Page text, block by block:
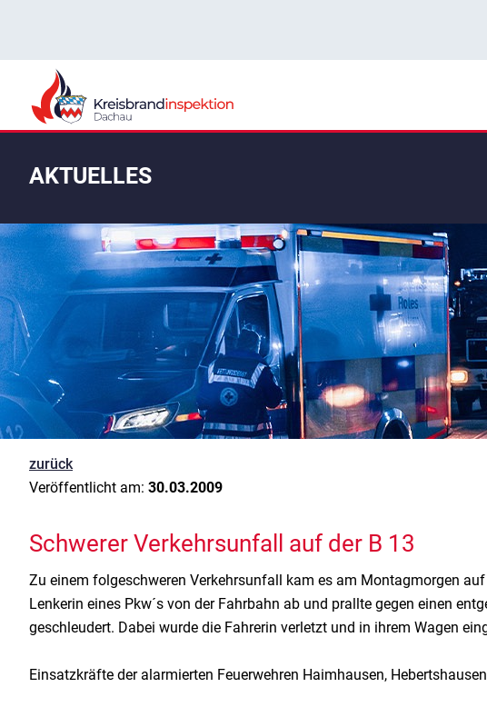
AKTUELLES
zurück
Veröffentlicht am: 30.03.2009
Schwerer Verkehrsunfall auf der B 13
Zu einem folgeschweren Verkehrsunfall kam es am Montagmorgen
Lenkerin eines Pkw´s von der Fahrbahn ab und prallte gegen einen
geschleudert. Dabei wurde die Fahrerin verletzt und in ihrem Wagen
Einsatzkräfte der alarmierten Feuerwehren Haimhausen,